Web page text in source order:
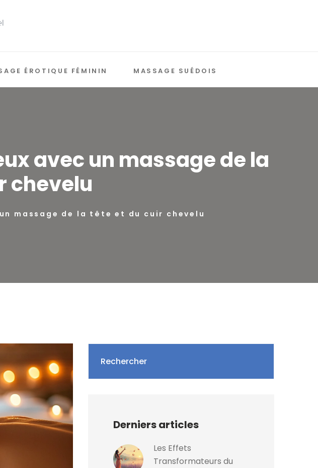
ÉROTIQUE FÉMININ MASSAGE SUÉDOIS
avec un massage de la
chevelu
massage de la tête et du cuir chevelu
Rechercher
Derniers articles
Les Effets
Transformateurs du